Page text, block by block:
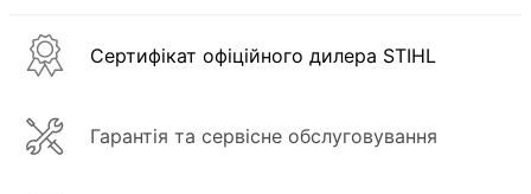
Сертифікат офіційного дилера STIHL
Гарантія та сервісне обслуговування